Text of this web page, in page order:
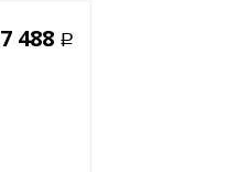
7 488 Р